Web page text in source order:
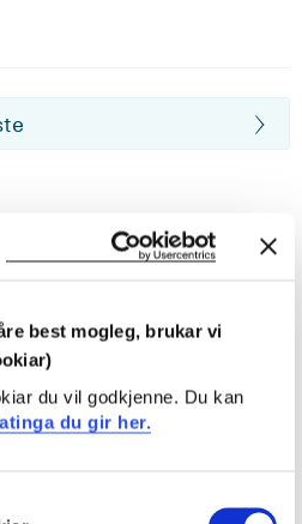
best mogleg, brukar vi
du vil godkjenne. Du kan
du gir her.
og ingeniørvitenskap |
studieretning
| Bergen